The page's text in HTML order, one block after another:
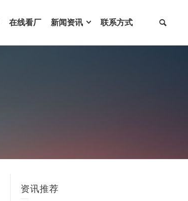
在线看厂 新闻资讯 联系方式
资讯推荐